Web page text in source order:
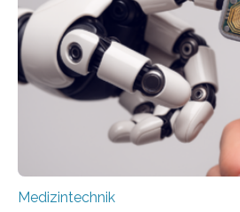
sowie die KI-gestützte
die Entwicklung eines
Assistenzsystems, das den
kontinuierlich erfasst, pflegende
und in Notfällen selbstständig
Medizintechnik